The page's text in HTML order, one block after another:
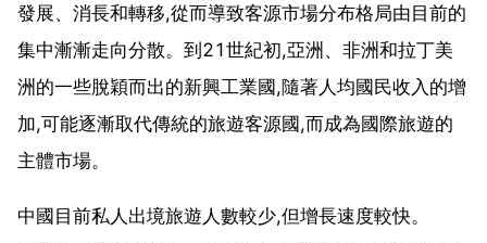
發展、消長和轉移,從而導致客源市場分布格局由目前的
集中漸漸走向分散。到21世紀初,亞洲、非洲和拉丁美
洲的一些脫穎而出的新興工業國,隨著人均國民收入的增
加,可能逐漸取代傳統的旅遊客源國,而成為國際旅遊的
主體市場。
中國目前私人出境旅遊人數較少,但增長速度較快。